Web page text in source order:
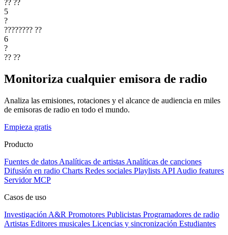
?? ??
5
?
???????? ??
6
?
?? ??
Monitoriza cualquier emisora de radio
Analiza las emisiones, rotaciones y el alcance de audiencia en miles
de emisoras de radio en todo el mundo.
Empieza gratis
Producto
Fuentes de datos Analíticas de artistas Analíticas de canciones
Difusión en radio Charts Redes sociales Playlists API Audio features
Servidor MCP
Casos de uso
Investigación A&R Promotores Publicistas Programadores de radio
Artistas Editores musicales Licencias y sincronización Estudiantes